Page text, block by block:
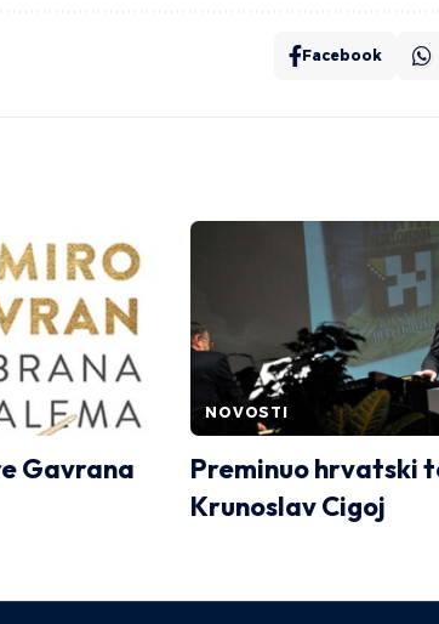
Facebook
Gavrana
NOVOSTI
Preminuo hrvatski
Krunoslav Cigoj